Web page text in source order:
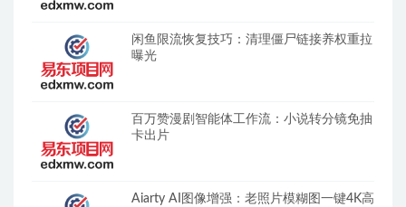
闲鱼限流恢复技巧：清理僵尸链接养权重拉
曝光
百万赞漫剧智能体工作流：小说转分镜免抽
卡出片
Aiarty AI图像增强：老照片模糊图一键4K高